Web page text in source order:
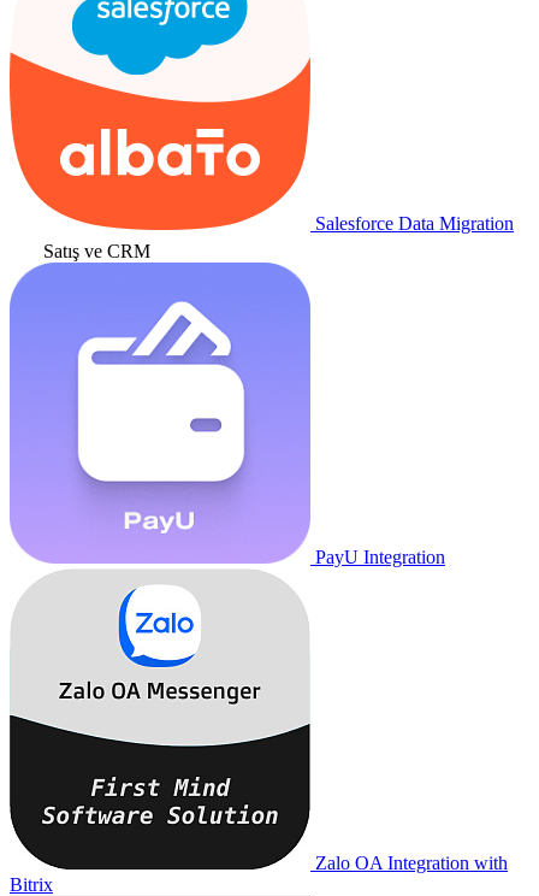
Salesforce Data Migration
Satış ve CRM
PayU Integration
Zalo OA Integration with
Bitrix